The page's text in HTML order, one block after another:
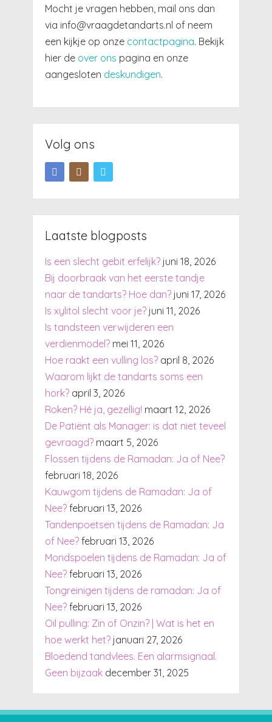
Mocht je vragen hebben, mail ons dan
via info@vraagdetandarts.nl of neem
een kijkje op onze contactpagina. Bekijk
hier de over ons pagina en onze
aangesloten deskundigen.
Volg ons
Laatste blogposts
Is een slecht gebit erfelijk? juni 18, 2026
Bij doorbraak van het eerste tandje
naar de tandarts? Hoe dan? juni 17, 2026
Is xylitol slecht voor je? juni 11, 2026
Is tandsteen verwijderen een
verdienmodel? mei 11, 2026
Hoe raakt een vulling los? april 8, 2026
Waarom lijkt de tandarts soms een
hork? april 3, 2026
Roken? Hé ja, gezellig! maart 12, 2026
De Patiënt als Manager: is dat niet teveel
gevraagd? maart 5, 2026
Flossen tijdens de Ramadan: Ja of Nee?
februari 18, 2026
Kauwgom tijdens de Ramadan: Ja of
Nee? februari 13, 2026
Tandenpoetsen tijdens de Ramadan: Ja
of Nee? februari 13, 2026
Mondspoelen tijdens de Ramadan: Ja of
Nee? februari 13, 2026
Tongreinigen tijdens de ramadan: Ja of
Nee? februari 13, 2026
Oil pulling: Zin of Onzin? | Wat is het en
hoe werkt het? januari 27, 2026
Bloedend tandvlees. Een alarmsignaal.
Geen bijzaak december 31, 2025